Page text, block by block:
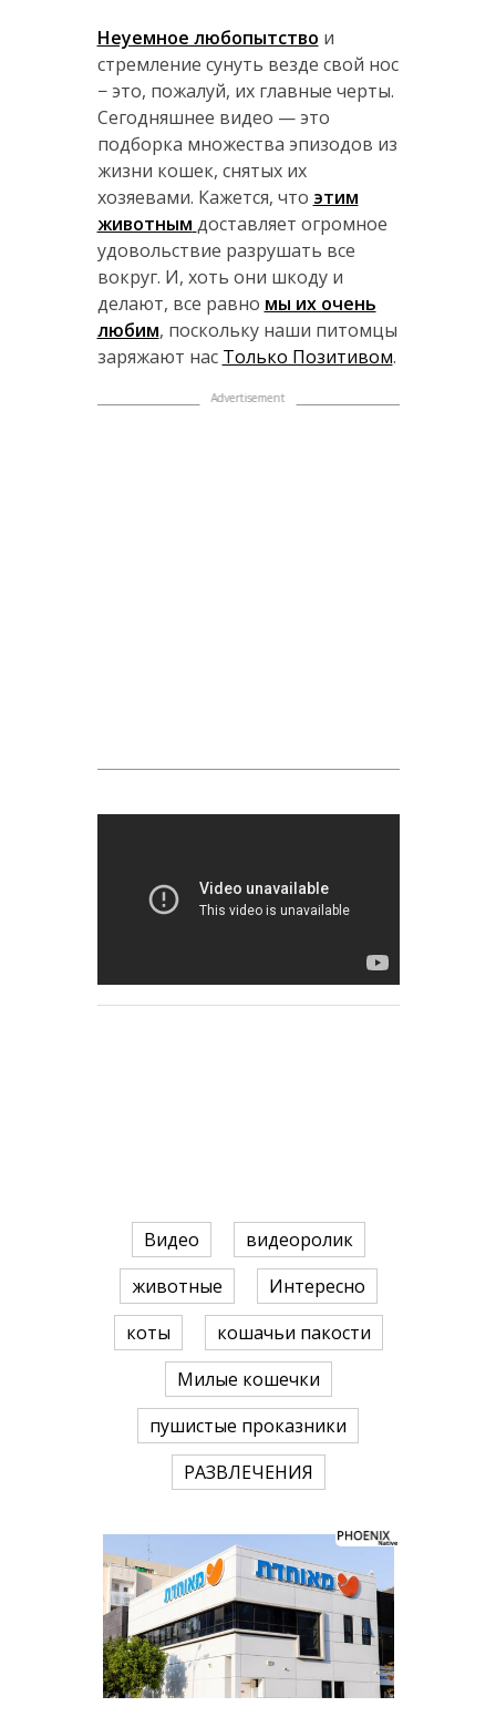
Неуемное любопытство и
стремление сунуть везде свой нос
− это, пожалуй, их главные черты.
Сегодняшнее видео — это
подборка множества эпизодов из
жизни кошек, снятых их
хозяевами. Кажется, что этим
животным доставляет огромное
удовольствие разрушать все
вокруг. И, хоть они шкоду и
делают, все равно мы их очень
любим, поскольку наши питомцы
заряжают нас Только Позитивом.
Видео
видеоролик
животные
Интересно
коты
кошачьи пакости
Милые кошечки
пушистые проказники
РАЗВЛЕЧЕНИЯ